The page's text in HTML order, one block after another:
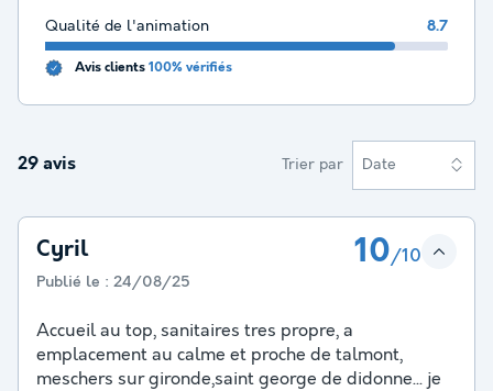
Qualité de l'animation 8.7
Avis clients 100% vérifiés
29 avis Trier par Date
Cyril 10/10
Publié le : 24/08/25
Accueil au top, sanitaires tres propre, a
emplacement au calme et proche de talmont,
meschers sur gironde,saint george de didonne... je